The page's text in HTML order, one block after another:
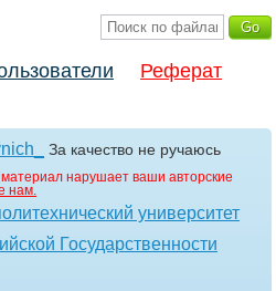
Реферат
За качество не ручаюсь
нарушает ваши авторские
нам.
университет
Государственности